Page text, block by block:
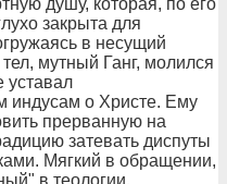
душу, которая, по его
закрыта для
в несущий
мутный Ганг, молился
уставал
индусам о Христе. Ему
прерванную на
затевать диспуты
Мягкий в обращении,
в теологии,